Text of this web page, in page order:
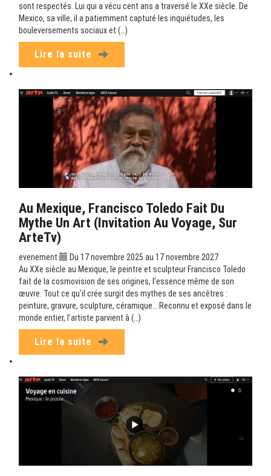
sont respectés. Lui qui a vécu cent ans a traversé le XXe siècle. De
Mexico, sa ville, il a patiemment capturé les inquiétudes, les
bouleversements sociaux et (…)
Lire la suite
Au Mexique, Francisco Toledo Fait Du
Mythe Un Art (Invitation Au Voyage, Sur
ArteTv)
evenement
Du 17 novembre 2025 au 17 novembre 2027
Au XXe siècle au Mexique, le peintre et sculpteur Francisco Toledo
fait de la cosmovision de ses origines, l’essence même de son
œuvre. Tout ce qu’il crée surgit des mythes de ses ancêtres :
peinture, gravure, sculpture, céramique… Reconnu et exposé dans le
monde entier, l’artiste parvient à (…)
Lire la suite